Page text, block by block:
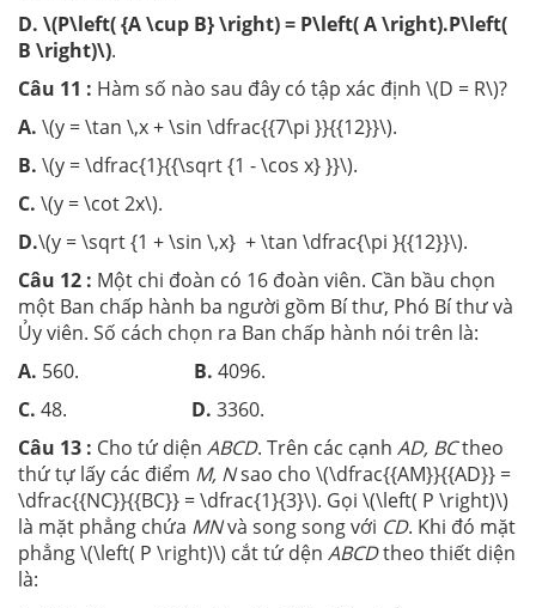
D. \(P\left( {A \cup B} \right) = P\left( A \right).P\left(
B \right)\).
Câu 11 : Hàm số nào sau đây có tập xác định \(D = R\)?
A. \(y = \tan \,x + \sin \dfrac{{7\pi }}{{12}}\).
B. \(y = \dfrac{1}{{\sqrt {1 - \cos x} }}\).
C. \(y = \cot 2x\).
D.\(y = \sqrt {1 + \sin \,x} + \tan \dfrac{\pi }{{12}}\).
Câu 12 : Một chi đoàn có 16 đoàn viên. Cần bầu chọn
một Ban chấp hành ba người gồm Bí thư, Phó Bí thư và
Ủy viên. Số cách chọn ra Ban chấp hành nói trên là:
A. 560. B. 4096.
C. 48. D. 3360.
Câu 13 : Cho tứ diện ABCD. Trên các cạnh AD, BCtheo
thứ tự lấy các điểm M, Nsao cho \(\dfrac{{AM}}{{AD}} =
\dfrac{{NC}}{{BC}} = \dfrac{1}{3}\). Gọi \(\left( P \right)\)
là mặt phẳng chứa MNvà song song với CD. Khi đó mặt
phẳng \(\left( P \right)\) cắt tứ dện ABCDtheo thiết diện
là: